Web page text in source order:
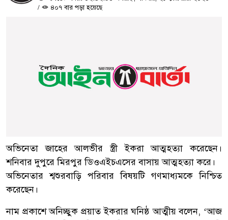
/
৪০৭ বার পড়া হয়েছে
অভিনেতা জাহের আলভীর স্ত্রী ইকরা আত্মহত্যা করেছেন।
শনিবার দুপুরে মিরপুর ডিওএইচএসের বাসায় আত্মহত্যা করে।
অভিনেতার শ্বশুরবাড়ি পরিবার বিষয়টি গণমাধ্যমকে নিশ্চিত
করেছেন।
নাম প্রকাশে অনিচ্ছুক প্রয়াত ইকরার ঘনিষ্ঠ আত্মীয় বলেন, ‘আজ